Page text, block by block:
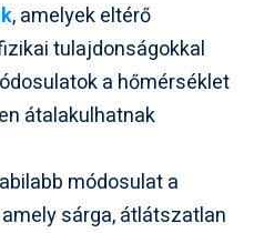
, amelyek eltérő
tulajdonságokkal
a hőmérséklet
átalakulhatnak
módosulat a
amely sárga, átlátszatlan